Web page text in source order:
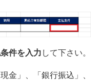
件を入力して下さい。
金」、「銀行振込」、